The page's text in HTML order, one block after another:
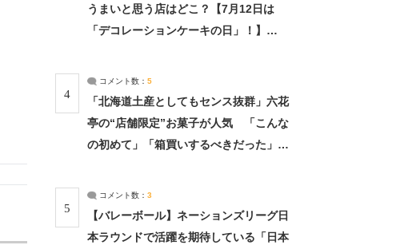
うまいと思う店はどこ？【7月12日は
「デコレーションケーキの日」！】
4
コメント数： 5
「北海道土産としてもセンス抜群」六花
亭の“店舗限定”お菓子が人気 「こんな
の初めて」「箱買いするべきだった」
5
コメント数： 3
【バレーボール】ネーションズリーグ日
本ラウンドで活躍を期待している「日本